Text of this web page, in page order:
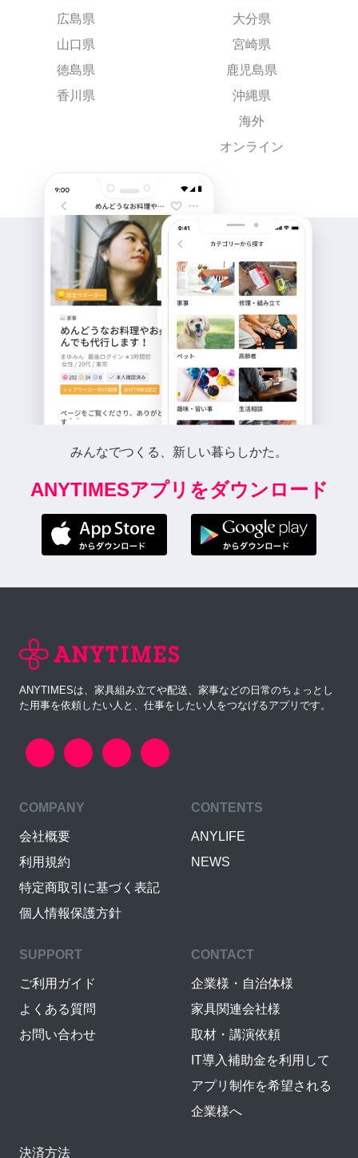
広島県
山口県
徳島県
香川県
大分県
宮崎県
鹿児島県
沖縄県
海外
オンライン
みんなでつくる、新しい暮らしかた。
ANYTIMESアプリをダウンロード
ANYTIMESは、家具組み立てや配送、家事などの日常のちょっとし
た用事を依頼したい人と、仕事をしたい人をつなげるアプリです。
COMPANY
会社概要
利用規約
特定商取引に基づく表記
個人情報保護方針
CONTENTS
ANYLIFE
NEWS
SUPPORT
ご利用ガイド
よくある質問
お問い合わせ
CONTACT
企業様・自治体様
家具関連会社様
取材・講演依頼
IT導入補助金を利用して
アプリ制作を希望される
企業様へ
決済方法